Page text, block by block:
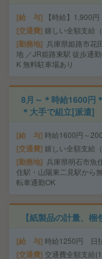
給 与 【時給】1,900
交通費 嬉しい全額支給
勤務地 兵庫県姫路市花
地 ／JR姫路東駅 徒歩通
K 無料駐車場あり
8月～＊時給1600円
＊大手で組立[派遣]
給 与 時給1600円～
交通費 嬉しい全額支給
勤務地 兵庫県明石市魚
住駅・山陽東二見駅から
転車通勤OK
【紙製品の計量、
給 与 時給1250円 日
交通費 交通費全額支給